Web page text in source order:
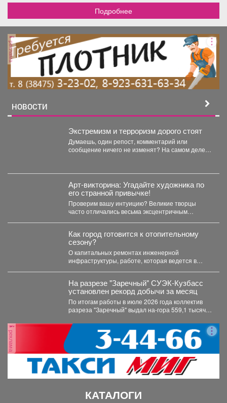
Подробнее
реклама
НОВОСТИ
Экстремизм и терроризм дорого стоят
Думаешь, один репост, комментарий или
сообщение ничего не изменят? На самом деле у
Арт-викторина: Угадайте художника по
его странной привычке!
Проверим вашу интуицию? Великие творцы
часто отличались весьма эксцентричным
Как город готовится к отопительному
сезону?
О капитальных ремонтах инженерной
инфраструктуры, работе, которая ведется в
На разрезе "Заречный" СУЭК-Кузбасс
установлен рекорд добычи за месяц
По итогам работы в июле 2026 года коллектив
разреза "Заречный" выдал на-гора 559,1 тысяч
реклама
КАТАЛОГИ